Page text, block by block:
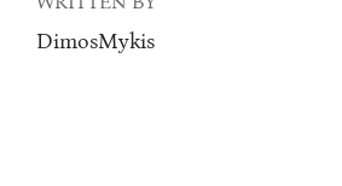
DimosMykis